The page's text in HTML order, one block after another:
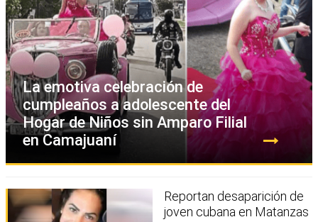
La emotiva celebración de
cumpleaños a adolescente del
Hogar de Niños sin Amparo Filial
en Camajuaní
Reportan desaparición de
joven cubana en Matanzas